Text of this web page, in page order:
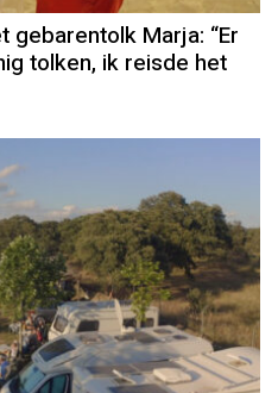
Marja: “Er
tolken, ik reisde het